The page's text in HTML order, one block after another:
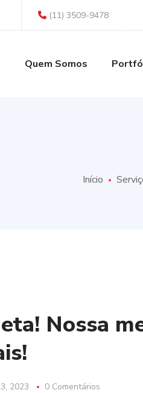
(11) 3509-9478
Quem Somos
Início
Nossa
2023 0 Comentários